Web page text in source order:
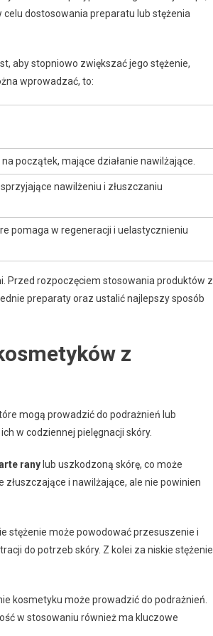
dostosowania preparatu lub stężenia
aby stopniowo zwiększać jego stężenie,
wprowadzać, to:
początek, mające działanie nawilżające.
nawilżeniu i złuszczaniu
pomaga w regeneracji i uelastycznieniu
Przed rozpoczęciem stosowania produktów z
preparaty oraz ustalić najlepszy sposób
z
mogą prowadzić do podrażnień lub
w codziennej pielęgnacji skóry.
rany lub uszkodzoną skórę, co może
i nawilżające, ale nie powinien
stężenie może powodować przesuszenie i
do potrzeb skóry. Z kolei za niskie stężenie
kosmetyku może prowadzić do podrażnień.
w stosowaniu również ma kluczowe